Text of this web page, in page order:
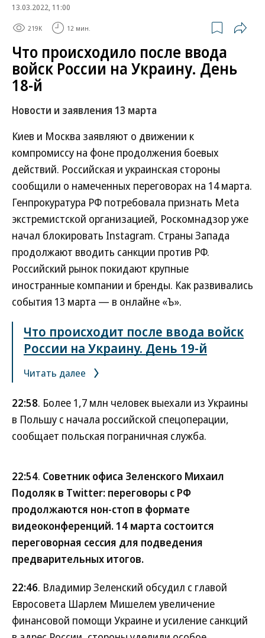
13.03.2022, 11:00
219K 12 мин.
Что проиcходило после ввода
войск России на Украину. День
18-й
Новости и заявления 13 марта
Киев и Москва заявляют о движении к
компромиссу на фоне продолжения боевых
действий. Российская и украинская стороны
сообщили о намеченных переговорах на 14 марта.
Генпрокуратура РФ потребовала признать Meta
экстремистской организацией, Роскомнадзор уже
начал блокировать Instagram. Страны Запада
продолжают вводить санкции против РФ.
Российский рынок покидают крупные
иностранные компании и бренды. Как развивались
события 13 марта — в онлайне «Ъ».
Что происходит после ввода войск
России на Украину. День 19-й
Читать далее
22:58. Более 1,7 млн человек выехали из Украины
в Польшу с начала российской спецоперации,
сообщает польская пограничная служба.
22:54. Советник офиса Зеленского Михаил
Подоляк в Twitter: переговоры с РФ
продолжаются нон-стоп в формате
видеоконференций. 14 марта состоится
переговорная сессия для подведения
предварительных итогов.
22:46. Владимир Зеленский обсудил с главой
Евросовета Шарлем Мишелем увеличение
финансовой помощи Украине и усиление санкций